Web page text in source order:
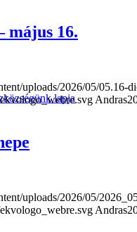
lapja
május 16.
uploads/2026/05/05.16-
Andras
uploads/2026/05/
Andras